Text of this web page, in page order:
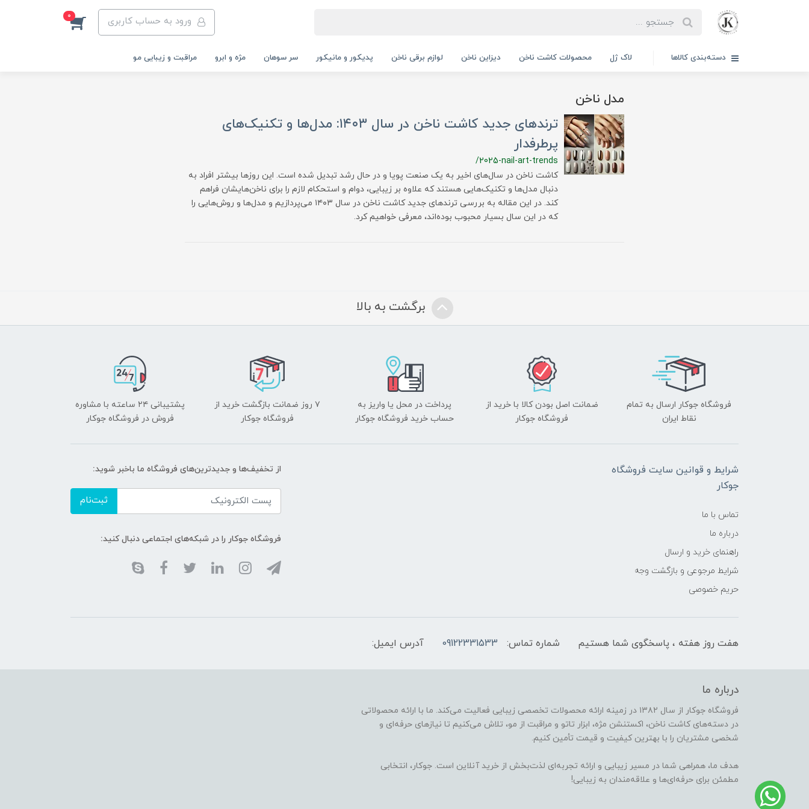
ورود به حساب کاربری 0
دسته‌بندی کالاها لاک ژل محصولات کاشت ناخن دیزاین ناخن لوازم برقی ناخن پدیکور و مانیکور سر سوهان مژه و ابرو مراقبت و زیبایی مو
مدل ناخن
ترندهای جدید کاشت ناخن در سال ۱۴۰۳: مدل‌ها و تکنیک‌های
پرطرفدار
/2025-nail-art-trends
کاشت ناخن در سال‌های اخیر به یک صنعت پویا و در حال رشد تبدیل شده است. این روزها بیشتر افراد به
دنبال مدل‌ها و تکنیک‌هایی هستند که علاوه بر زیبایی، دوام و استحکام لازم را برای ناخن‌هایشان فراهم
کند. در این مقاله به بررسی ترندهای جدید کاشت ناخن در سال ۱۴۰۳ می‌پردازیم و مدل‌ها و روش‌هایی را
که در این سال بسیار محبوب بوده‌اند، معرفی خواهیم کرد.
برگشت به بالا
فروشگاه جوکار ارسال به تمام
نقاط ایران
ضمانت اصل بودن کالا با خرید از
فروشگاه جوکار
پرداخت در محل یا واریز به
حساب خرید فروشگاه جوکار
۷ روز ضمانت بازگشت خرید از
فروشگاه جوکار
پشتیبانی ۲۴ ساعته با مشاوره
فروش در فروشگاه جوکار
شرایط و قوانین سایت فروشگاه
جوکار
تماس با ما
درباره ما
راهنمای خرید و ارسال
شرایط مرجوعی و بازگشت وجه
حریم خصوصی
از تخفیف‌ها و جدیدترین‌های فروشگاه ما باخبر شوید:
ثبت‌نام
فروشگاه جوکار را در شبکه‌های اجتماعی دنبال کنید:
هفت روز هفته ، پاسخگوی شما هستیم شماره تماس: 09122331533 آدرس ایمیل:
درباره ما
فروشگاه جوکار از سال ۱۳۸۲ در زمینه ارائه محصولات تخصصی زیبایی فعالیت می‌کند. ما با ارائه محصولاتی
در دسته‌های کاشت ناخن، اکستنشن مژه، ابزار تاتو و مراقبت از مو، تلاش می‌کنیم تا نیازهای حرفه‌ای و
شخصی مشتریان را با بهترین کیفیت و قیمت تأمین کنیم.
هدف ما، همراهی شما در مسیر زیبایی و ارائه تجربه‌ای لذت‌بخش از خرید آنلاین است. جوکار، انتخابی
مطمئن برای حرفه‌ای‌ها و علاقه‌مندان به زیبایی!